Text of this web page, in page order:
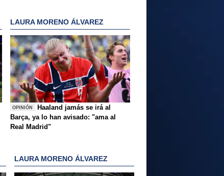
LAURA MORENO ÁLVAREZ
OPINIÓN
Haaland jamás se irá al
Barça, ya lo han avisado: "ama al
Real Madrid"
LAURA MORENO ÁLVAREZ